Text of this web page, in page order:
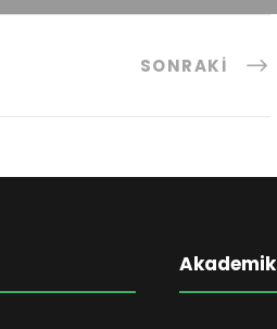
SONRAKI
Akademik